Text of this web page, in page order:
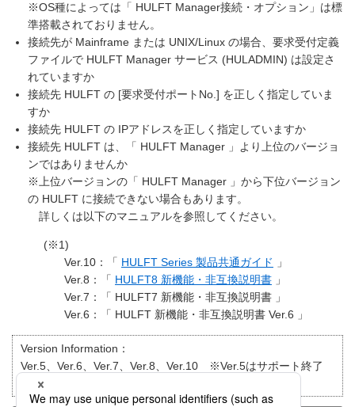
※OS種によっては「 HULFT Manager接続・オプション」は標
準搭載されておりません。
接続先が Mainframe または UNIX/Linux の場合、要求受付定義
ファイルで HULFT Manager サービス (HULADMIN) は設定さ
れていますか
接続先 HULFT の [要求受付ポートNo.] を正しく指定していま
すか
接続先 HULFT の IPアドレスを正しく指定していますか
接続先 HULFT は、「 HULFT Manager 」より上位のバージョ
ンではありませんか
※上位バージョンの「 HULFT Manager 」から下位バージョン
の HULFT に接続できない場合もあります。
詳しくは以下のマニュアルを参照してください。
(※1)
Ver.10：「 HULFT Series 製品共通ガイド
」
Ver.8：「 HULFT8 新機能・非互換説明書 」
Ver.7：「 HULFT7 新機能・非互換説明書 」
Ver.6：「 HULFT 新機能・非互換説明書 Ver.6 」
Version Information：
Ver.5、Ver.6、Ver.7、Ver.8、Ver.10 ※Ver.5はサポート終了
目的別で検索：